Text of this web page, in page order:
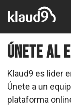
Únete al
Klaud9 es lider
Únete a un
plataforma